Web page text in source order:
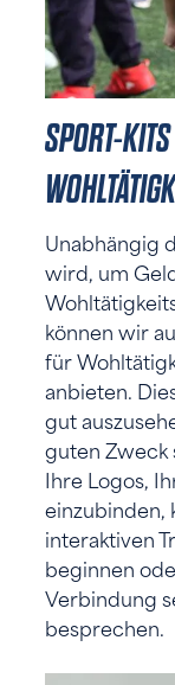
SPORT-
Unabhängig
wird, um
können wir
für
anbieten.
gut
guten Zweck
Ihre Logos,
einzubinden,
interaktiven
beginnen
Verbindung
besprechen.